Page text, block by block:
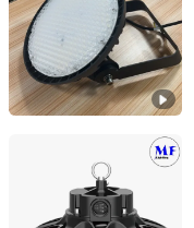
Guangdong, China
Ming Feng Lighting
Guangdong, China